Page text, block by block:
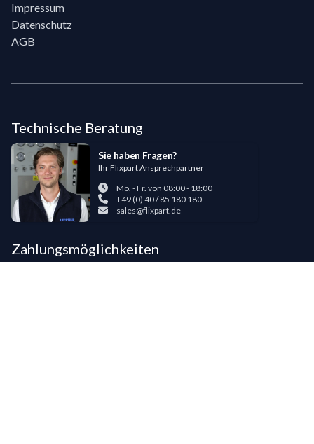
Impressum
Datenschutz
AGB
Technische Beratung
Sie haben Fragen?
Ihr Flixpart Ansprechpartner
Mo. - Fr. von 08:00 - 18:00
+49 (0) 40 / 85 180 180
sales@flixpart.de
Zahlungsmöglichkeiten